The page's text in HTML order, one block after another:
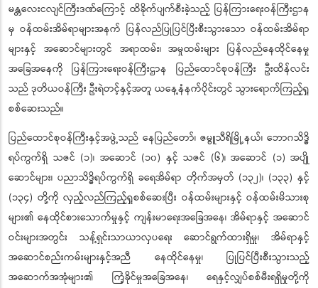
မန္တလေးငလျင်ကြီးဒဏ်ကြောင့် ထိခိုက်ပျက်စီးခဲ့သည့် ပြန်ကြားရေးဝန်ကြီးဌာန
မှ ဝန်ထမ်းအိမ်ရာများအနက် ပြန်လည်ပြုပြင်ပြီးစီးသွားသော ဝန်ထမ်းအိမ်ရာ
များနှင့် အဆောင်များတွင် အရာထမ်း၊ အမှုထမ်းများ ပြန်လည်နေထိုင်နေမှု
အခြေအနေကို ပြန်ကြားရေးဝန်ကြီးဌာန ပြည်ထောင်စုဝန်ကြီး ဦးထိန်လင်း
သည် ဒုတိယဝန်ကြီး ဦးရဲတင့်နှင့်အတူ ယနေ့နံနက်ပိုင်းတွင် သွားရောက်ကြည့်ရှု
စစ်ဆေးသည်။
ပြည်ထောင်စုဝန်ကြီးနှင့်အဖွဲ့သည် နေပြည်တော်၊ ဇမ္ဗူသီရိမြို့နယ်၊ ဘောဂသိဒ္ဓိ
ရပ်ကွက်ရှိ သဇင် (၁)၊ အဆောင် (၁၀) နှင့် သဇင် (၆)၊ အဆောင် (၁) အပျို
ဆောင်များ၊ ပညာသိဒ္ဓိရပ်ကွက်ရှိ ခရေအိမ်ရာ တိုက်အမှတ် (၁၃၂)၊ (၁၃၃) နှင့်
(၁၃၄) တို့ကို လှည့်လည်ကြည့်ရှုစစ်ဆေးပြီး ဝန်ထမ်းများနှင့် ဝန်ထမ်းမိသားစု
များ၏ နေထိုင်စားသောက်မှုနှင့် ကျန်းမာရေးအခြေအနေ၊ အိမ်ရာနှင့် အဆောင်
ဝင်းများအတွင်း သန့်ရှင်းသာယာလှပရေး ဆောင်ရွက်ထားရှိမှု၊ အိမ်ရာနှင့်
အဆောင်စည်းကမ်းများနှင့်အညီ နေထိုင်နေမှု၊ ပြုပြင်ပြီးစီးသွားသည့်
အဆောက်အအုံများ၏ ကြံ့ခိုင်မှုအခြေအနေ၊ ရေနှင့်လျှပ်စစ်မီးရရှိမှုတို့ကို